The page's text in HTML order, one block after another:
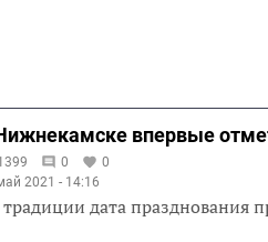
впервые
0
0
2021 - 14:16
дата празднования